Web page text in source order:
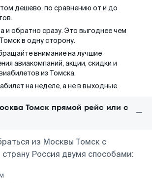
дешево, по сравнению от и до
и обратно сразу. Это выгоднее чем
в одну сторону.
внимание на лучшие
авиакомпаний, акции, скидки и
из Томска.
на неделе, а не в выходные.
Томск прямой рейс или с
из Москвы Томск с
Россия двумя способами: